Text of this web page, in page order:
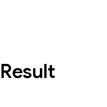
Result